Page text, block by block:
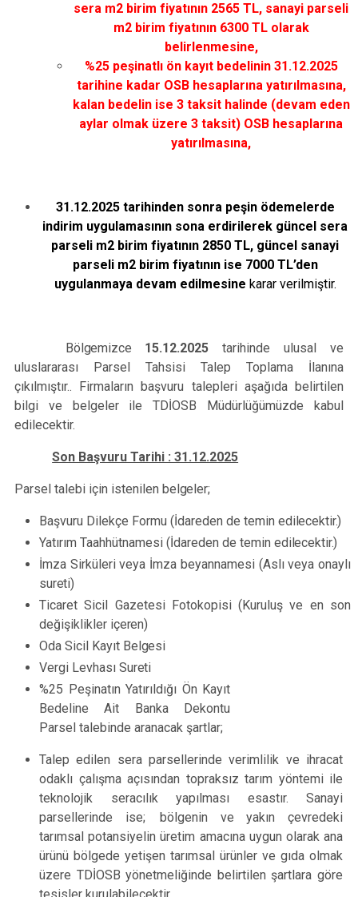
sera m2 birim fiyatının 2565 TL, sanayi parseli
m2 birim fiyatının 6300 TL olarak
belirlenmesine,
%25 peşinatlı ön kayıt bedelinin 31.12.2025
tarihine kadar OSB hesaplarına yatırılmasına,
kalan bedelin ise 3 taksit halinde (devam eden
aylar olmak üzere 3 taksit) OSB hesaplarına
yatırılmasına,
31.12.2025 tarihinden sonra peşin ödemelerde
indirim uygulamasının sona erdirilerek güncel sera
parseli m2 birim fiyatının 2850 TL, güncel sanayi
parseli m2 birim fiyatının ise 7000 TL’den
uygulanmaya devam edilmesine karar verilmiştir.
Bölgemizce 15.12.2025tarihinde ulusal ve
uluslararası Parsel Tahsisi Talep Toplama İlanına
çıkılmıştır.. Firmaların başvuru talepleri aşağıda belirtilen
bilgi ve belgeler ile TDİOSB Müdürlüğümüzde kabul
edilecektir.
Son Başvuru Tarihi : 31.12.2025
Parsel talebi için istenilen belgeler;
Başvuru Dilekçe Formu (İdareden de temin edilecektir.)
Yatırım Taahhütnamesi (İdareden de temin edilecektir.)
İmza Sirküleri veya İmza beyannamesi (Aslı veya onaylı
sureti)
Ticaret Sicil Gazetesi Fotokopisi (Kuruluş ve en son
değişiklikler içeren)
Oda Sicil Kayıt Belgesi
Vergi Levhası Sureti
%25 Peşinatın Yatırıldığı Ön Kayıt
Bedeline Ait Banka Dekontu
Parsel talebinde aranacak şartlar;
Talep edilen sera parsellerinde verimlilik ve ihracat
odaklı çalışma açısından topraksız tarım yöntemi ile
teknolojik seracılık yapılması esastır. Sanayi
parsellerinde ise;
bölgenin ve yakın çevredeki
tarımsal potansiyelin üretim amacına uygun olarak ana
ürünü bölgede yetişen tarımsal ürünler ve gıda olmak
üzere TDİOSB yönetmeliğinde belirtilen şartlara göre